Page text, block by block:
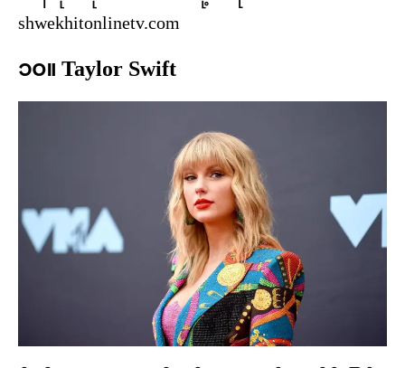
shwekhitonlinetv.com
၁၀။ Taylor Swift